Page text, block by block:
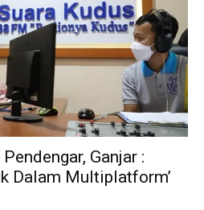
Ganjar :
Dalam Multiplatform’